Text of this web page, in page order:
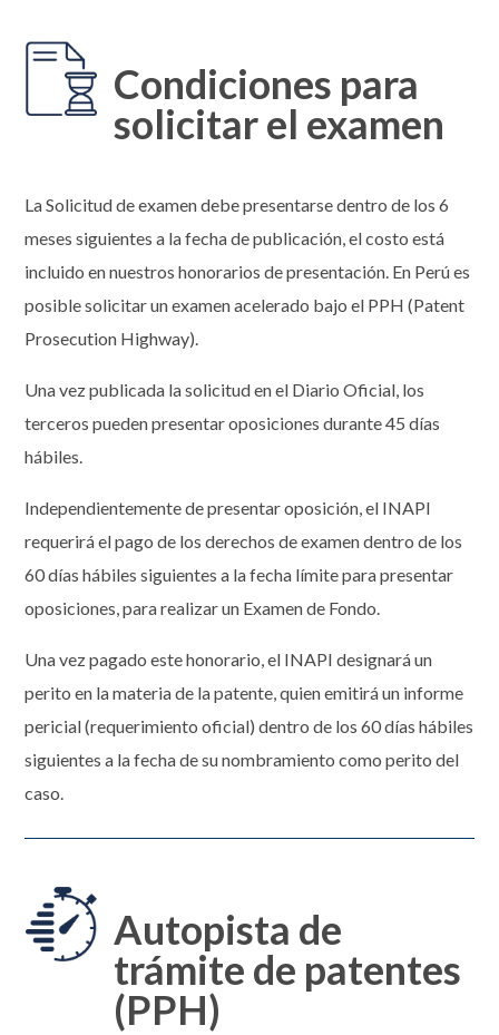
Condiciones para
solicitar el examen
La Solicitud de examen debe presentarse dentro de los 6
meses siguientes a la fecha de publicación, el costo está
incluido en nuestros honorarios de presentación. En Perú es
posible solicitar un examen acelerado bajo el PPH (Patent
Prosecution Highway).
Una vez publicada la solicitud en el Diario Oficial, los
terceros pueden presentar oposiciones durante 45 días
hábiles.
Independientemente de presentar oposición, el INAPI
requerirá el pago de los derechos de examen dentro de los
60 días hábiles siguientes a la fecha límite para presentar
oposiciones, para realizar un Examen de Fondo.
Una vez pagado este honorario, el INAPI designará un
perito en la materia de la patente, quien emitirá un informe
pericial (requerimiento oficial) dentro de los 60 días hábiles
siguientes a la fecha de su nombramiento como perito del
caso.
Autopista de
trámite de patentes
(PPH)